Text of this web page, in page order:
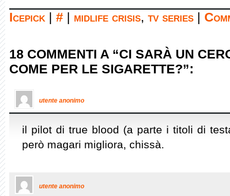
Icepick # midlife crisis, tv series
18 COMMENTI A “CI SARÀ UN
COME PER LE SIGARETTE?”:
utente anonimo
il pilot di true blood (a parte i titoli di
però magari migliora, chissà.
utente anonimo